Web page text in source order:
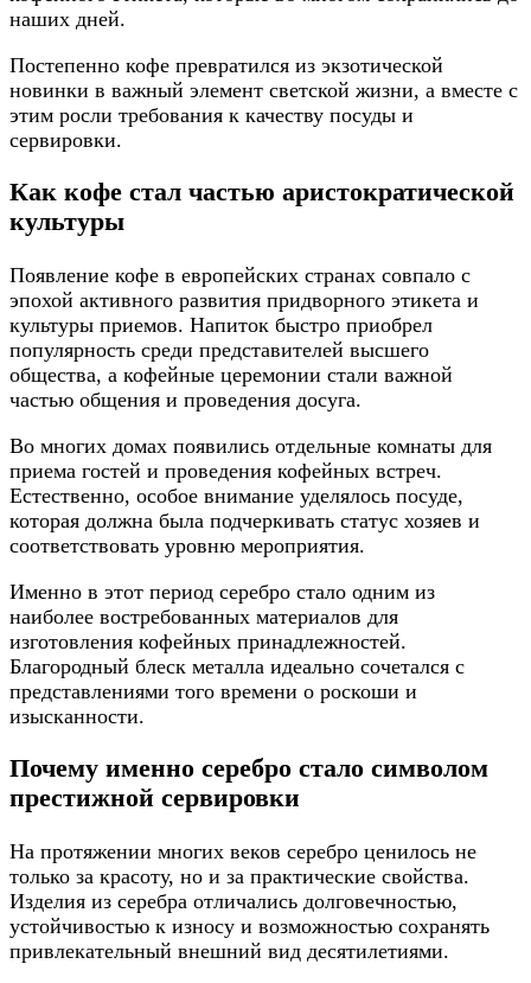
наших дней.
Постепенно кофе превратился из экзотической
новинки в важный элемент светской жизни, а вместе с
этим росли требования к качеству посуды и
сервировки.
Как кофе стал частью аристократической
культуры
Появление кофе в европейских странах совпало с
эпохой активного развития придворного этикета и
культуры приемов. Напиток быстро приобрел
популярность среди представителей высшего
общества, а кофейные церемонии стали важной
частью общения и проведения досуга.
Во многих домах появились отдельные комнаты для
приема гостей и проведения кофейных встреч.
Естественно, особое внимание уделялось посуде,
которая должна была подчеркивать статус хозяев и
соответствовать уровню мероприятия.
Именно в этот период серебро стало одним из
наиболее востребованных материалов для
изготовления кофейных принадлежностей.
Благородный блеск металла идеально сочетался с
представлениями того времени о роскоши и
изысканности.
Почему именно серебро стало символом
престижной сервировки
На протяжении многих веков серебро ценилось не
только за красоту, но и за практические свойства.
Изделия из серебра отличались долговечностью,
устойчивостью к износу и возможностью сохранять
привлекательный внешний вид десятилетиями.